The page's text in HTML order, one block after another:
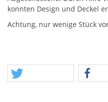
konnten Design und Deckel
Achtung, nur wenige Stück